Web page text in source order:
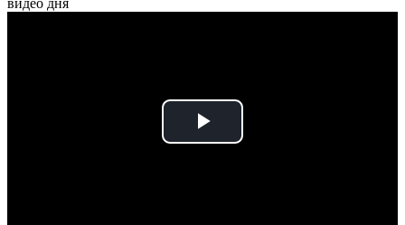
видео дня
Play